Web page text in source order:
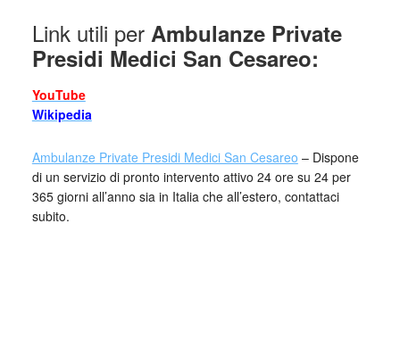
Link utili per Ambulanze Private
Presidi Medici San Cesareo:
YouTube
Wikipedia
Ambulanze Private Presidi Medici San Cesareo – Dispone
di un servizio di pronto intervento attivo 24 ore su 24 per
365 giorni all’anno sia in Italia che all’estero, contattaci
subito.